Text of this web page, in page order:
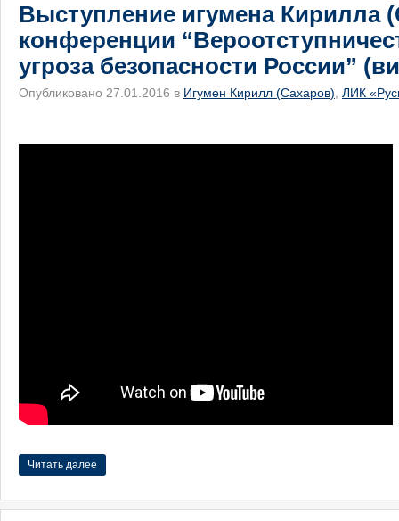
Выступление игумена Кирилла
конференции
угроза безопасности России”
Опубликовано 27.01.2016 в Игумен Кирилл (Сахаров) ЛИК
Читать далее